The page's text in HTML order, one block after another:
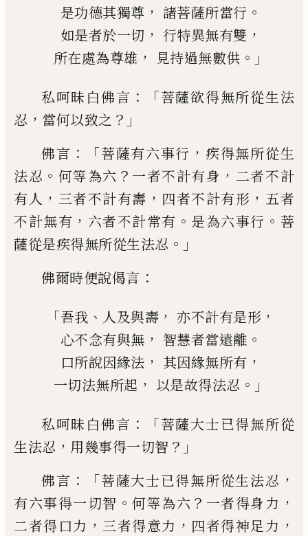
是功德其獨尊 ， 諸菩薩所當行 。
如是者於一切 ， 行特異無有雙 ，
所在處為尊雄 ， 見持過無數供 。」
私呵昧白佛言 ：「菩薩欲得無所從生法
忍 ， 當何以致之 ？」
佛言 ：「菩薩有六事行 ， 疾得無所從生
法忍 。 何等為六 ？ 一者不計有身 ， 二者不計
有人 ， 三者不計有壽 ， 四者不計有形 ， 五者
不計無有 ， 六者不計常有 。 是為六事行 。 菩
薩從是疾得無所從生法忍 。」
佛爾時便說偈言 ：
「吾我 、 人及與壽 ， 亦不計有是形 ，
心不念有與無 ， 智慧者當遠離 。
口所說因緣法 ， 其因緣無所有 ，
一切法無所起 ， 以是故得法忍 。」
私呵昧白佛言 ：「菩薩大士已得無所從
生法忍 ， 用幾事得一切智 ？」
佛言 ：「菩薩大士已得無所從生法忍 ，
有六事得一切智 。何等為六 ？ 一者得身力 ，
二者得口力 ， 三者得意力 ， 四者得神足力 ，